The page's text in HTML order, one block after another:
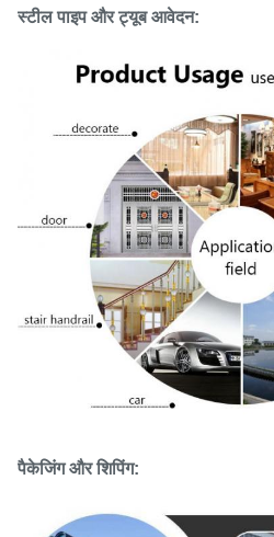
स्टील पाइप और ट्यूब आवेदन:
पैकेजिंग और शिपिंग: